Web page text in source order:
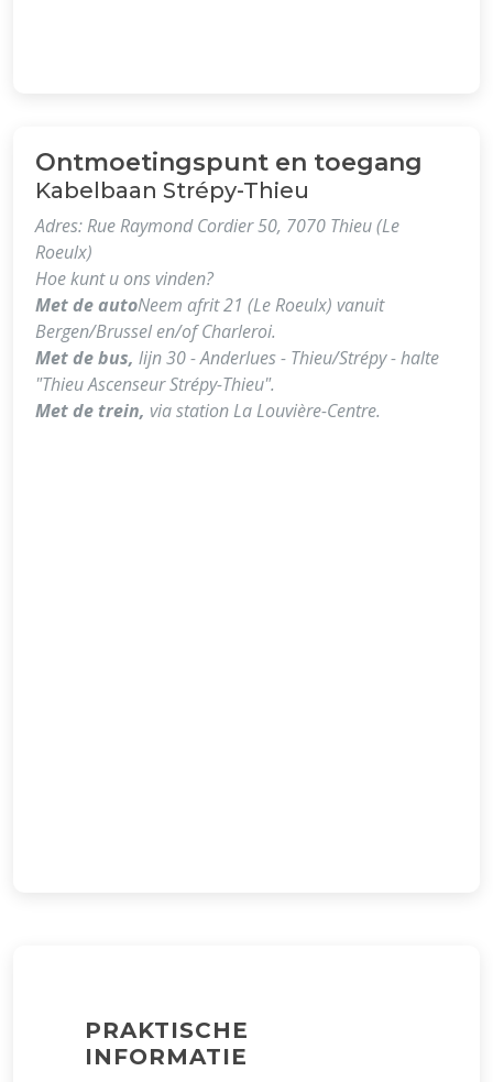
Ontmoetingspunt en toegang
Kabelbaan Strépy-Thieu
Adres: Rue Raymond Cordier 50, 7070 Thieu (Le
Roeulx)
Hoe kunt u ons vinden?
Met de autoNeem afrit 21 (Le Roeulx) vanuit
Bergen/Brussel en/of Charleroi.
Met de bus, lijn 30 - Anderlues - Thieu/Strépy - halte
"Thieu Ascenseur Strépy-Thieu".
Met de trein, via station La Louvière-Centre.
PRAKTISCHE
INFORMATIE